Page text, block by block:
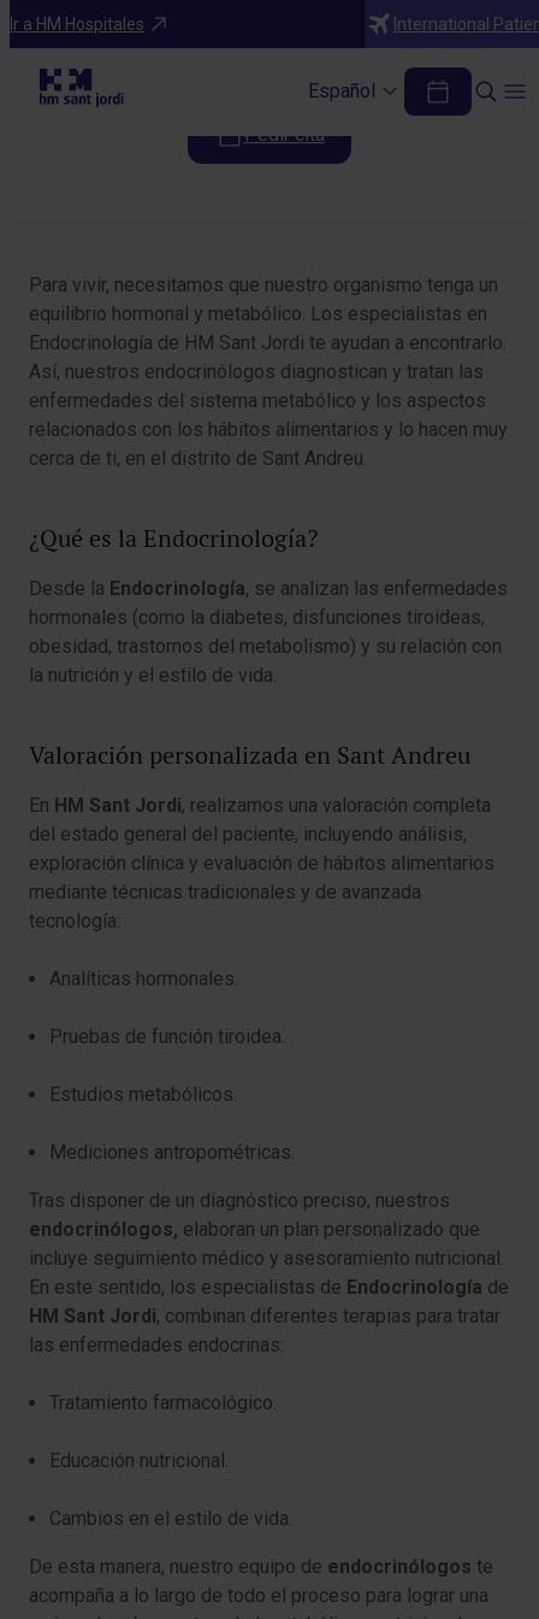
Ir a HM Hospitales International
Español
Especialidades
Endocrinología
Pedir cita
Para vivir, necesitamos que nuestro organismo tenga un
equilibrio hormonal y metabólico. Los especialistas en
Endocrinología de HM Sant Jordi te ayudan a encontrarlo.
Así, nuestros endocrinólogos diagnostican y tratan las
enfermedades del sistema metabólico y los aspectos
relacionados con los hábitos alimentarios y lo hacen muy
cerca de ti, en el distrito de Sant Andreu.
¿Qué es la Endocrinología?
Desde la Endocrinología, se analizan las enfermedades
hormonales (como la diabetes, disfunciones tiroideas,
obesidad, trastornos del metabolismo) y su relación con
la nutrición y el estilo de vida.
Valoración personalizada en Sant Andreu
En HM Sant Jordi, realizamos una valoración completa
del estado general del paciente, incluyendo análisis,
exploración clínica y evaluación de hábitos alimentarios
mediante técnicas tradicionales y de avanzada
tecnología:
Analíticas hormonales.
Pruebas de función tiroidea.
Estudios metabólicos.
Mediciones antropométricas.
Tras disponer de un diagnóstico preciso, nuestros
endocrinólogos, elaboran un plan personalizado que
incluye seguimiento médico y asesoramiento nutricional.
En este sentido, los especialistas de Endocrinología de
HM Sant Jordi, combinan diferentes terapias para tratar
las enfermedades endocrinas:
Tratamiento farmacológico.
Educación nutricional.
Cambios en el estilo de vida.
De esta manera, nuestro equipo de endocrinólogos te
acompaña a lo largo de todo el proceso para lograr una